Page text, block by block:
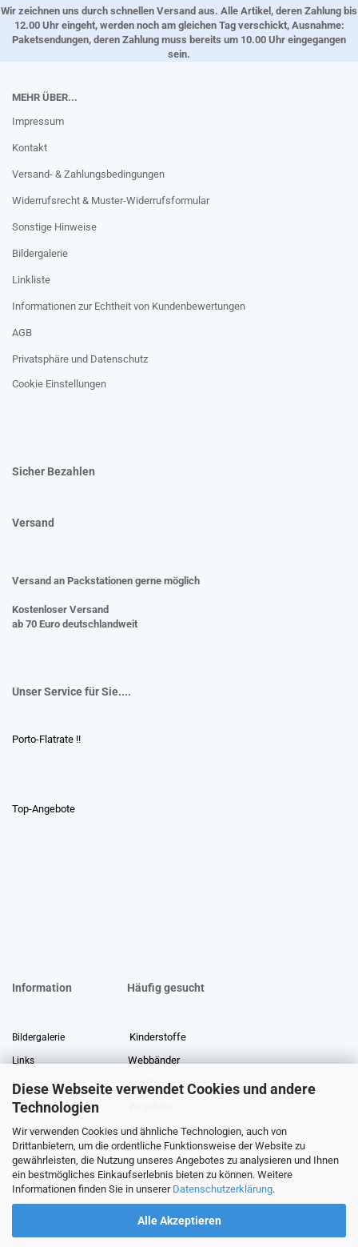
Diese Webseite verwendet Cookies und andere
Technologien
Wir verwenden Cookies und ähnliche Technologien, auch von
Drittanbietern, um die ordentliche Funktionsweise der Website zu
gewährleisten, die Nutzung unseres Angebotes zu analysieren und Ihnen
ein bestmögliches Einkaufserlebnis bieten zu können. Weitere
Informationen finden Sie in unserer Datenschutzerklärung.
Alle Akzeptieren
Wir zeichnen uns durch schnellen Versand aus. Alle Artikel, deren Zahlung bis
12.00 Uhr eingeht, werden noch am gleichen Tag verschickt, Ausnahme:
Paketsendungen, deren Zahlung muss bereits um 10.00 Uhr eingegangen
sein.
MEHR ÜBER...
Impressum
Kontakt
Versand- & Zahlungsbedingungen
Widerrufsrecht & Muster-Widerrufsformular
Sonstige Hinweise
Bildergalerie
Linkliste
Informationen zur Echtheit von Kundenbewertungen
AGB
Privatsphäre und Datenschutz
Cookie Einstellungen
Sicher Bezahlen
Versand
Versand an Packstationen gerne möglich
Kostenloser Versand
ab 70 Euro deutschlandweit
Unser Service für Sie....
Porto-Flatrate !!
Top-Angebote
Information Häufig gesucht
Bildergalerie Kinderstoffe
Links Webbänder
Stoffe Lexikon Stoffreste
Über uns
Gewerberabatt Meterware
Stoffe auf Rechnung
Information zur Echtheit von Kundenbewertungen